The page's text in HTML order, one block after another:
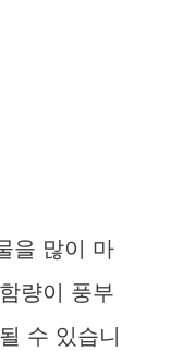
을 많이 마
량이 풍부
수 있습니